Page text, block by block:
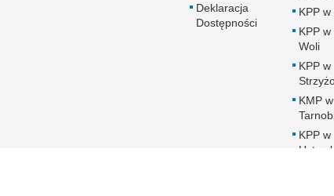
Deklaracja
Dostępności
KPP
KPP
Woli
KPP w
KMP w
KPP w